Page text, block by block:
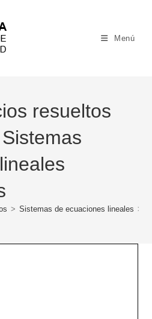
Menú
resueltos
> Sistemas de ecuaciones lineales >